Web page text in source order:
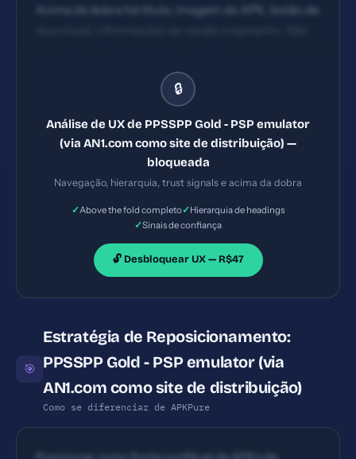
Acima da dobra há título, imagem do APK, botão de
Hierarquia simples: título, descrição, informações
técnicas, botão de download. Falta de ênfase visual
highlights nem cards de recursos.
🔒
Análise de UX de PPSSPP Gold - PSP emulator
(via AN1.com como site de distribuição) —
bloqueada
Navegação, hierarquia, trust signals e acima da dobra
✓Above the fold completo✓Hierarquia de headings
✓Sinais de confiança
🔓 Desbloquear UX — R$47
🎯
Estratégia de Reposicionamento:
PPSSPP Gold - PSP emulator (via
AN1.com como site de distribuição)
Como se diferenciar de APKPure